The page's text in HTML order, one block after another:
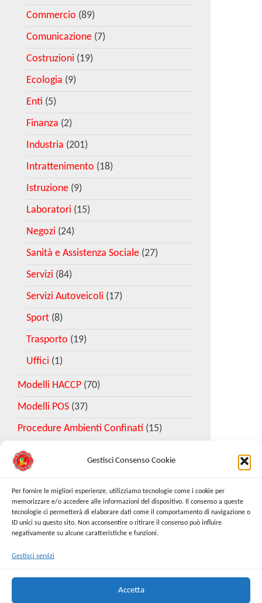
Gestisci Consenso Cookie
Per fornire le migliori esperienze, utilizziamo tecnologie come i cookie per
memorizzare e/o accedere alle informazioni del dispositivo. Il consenso a queste
tecnologie ci permetterà di elaborare dati come il comportamento di navigazione o
ID unici su questo sito. Non acconsentire o ritirare il consenso può influire
negativamente su alcune caratteristiche e funzioni.
Gestisci servizi
Accetta
Commercio (89)
Comunicazione (7)
Costruzioni (19)
Ecologia (9)
Enti (5)
Finanza (2)
Industria (201)
Intrattenimento (18)
Istruzione (9)
Laboratori (15)
Negozi (24)
Sanità e Assistenza Sociale (27)
Servizi (84)
Servizi Autoveicoli (17)
Sport (8)
Trasporto (19)
Uffici (1)
Modelli HACCP (70)
Modelli POS (37)
Procedure Ambienti Confinati (15)
Richiedi Modello